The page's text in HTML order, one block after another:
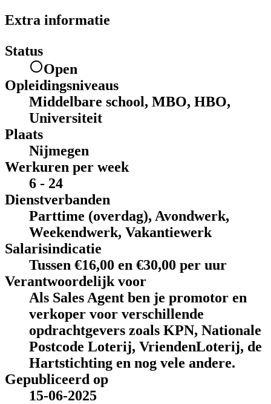
Extra informatie
Status
Open
Opleidingsniveaus
Middelbare school, MBO, HBO,
Universiteit
Plaats
Nijmegen
Werkuren per week
6 - 24
Dienstverbanden
Parttime (overdag), Avondwerk,
Weekendwerk, Vakantiewerk
Salarisindicatie
Tussen €16,00 en €30,00 per uur
Verantwoordelijk voor
Als Sales Agent ben je promotor en
verkoper voor verschillende
opdrachtgevers zoals KPN, Nationale
Postcode Loterij, VriendenLoterij, de
Hartstichting en nog vele andere.
Gepubliceerd op
15-06-2025